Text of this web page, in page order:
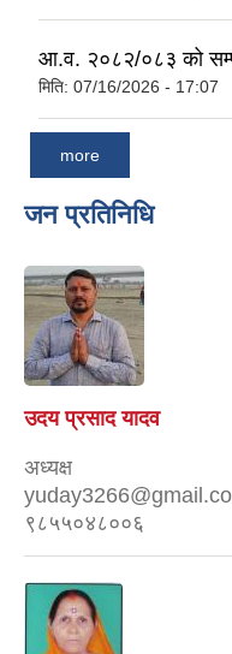
आ.व. २०८२/०८३ को
मिति: 07/16/2026 - 17:07
more
जन प्रतिनिधि
उदय प्रसाद यादव
अध्यक्ष
९८५५०४८००६